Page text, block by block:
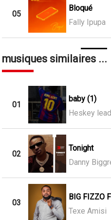
05
Bloqué
Fally Ipupa
musiques similaires ...
01
baby (1)
Heskey
02
Tonight
Danny
03
BIG FIZZO
Texe Amisi